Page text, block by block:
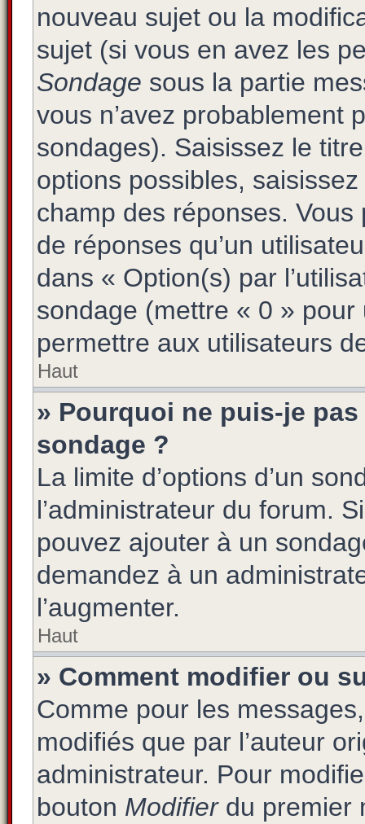
nouveau sujet ou la
sujet (si vous en avez les
Sondage sous la partie
vous n’avez probablement
sondages). Saisissez le
options possibles,
champ des réponses.
de réponses qu’un
dans « Option(s) par
sondage (mettre « 0 »
permettre aux utilisateurs
Haut
» Pourquoi ne puis-je
sondage ?
La limite d’options d’un
l’administrateur du forum.
pouvez ajouter à un
demandez à un
l’augmenter.
Haut
» Comment modifier ou
Comme pour les
modifiés que par l’auteur
administrateur. Pour
bouton Modifierdu premier